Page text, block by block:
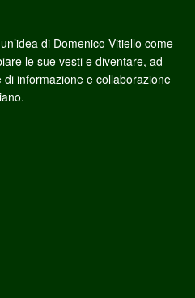
di Domenico Vitiello come
le sue vesti e diventare, ad
informazione e collaborazione